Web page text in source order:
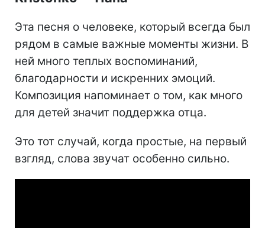
Эта песня о человеке, который всегда был
рядом в самые важные моменты жизни. В
ней много теплых воспоминаний,
благодарности и искренних эмоций.
Композиция напоминает о том, как много
для детей значит поддержка отца.
Это тот случай, когда простые, на первый
взгляд, слова звучат особенно сильно.